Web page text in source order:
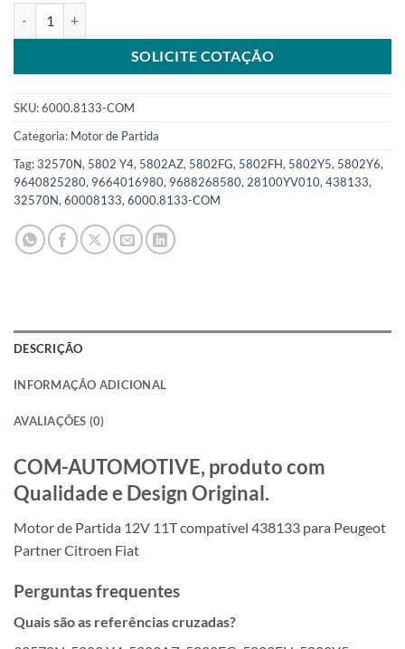
SOLICITE COTAÇÃO
SKU:6000.8133-COM
Categoria: Motor de Partida
Tag:32570N, 5802 Y4, 5802AZ, 5802FG, 5802FH, 5802Y5, 5802Y6,
9640825280, 9664016980, 9688268580, 28100YV010, 438133,
32570N, 60008133, 6000.8133-COM
DESCRIÇÃO
INFORMAÇÃO ADICIONAL
AVALIAÇÕES (0)
COM-AUTOMOTIVE, produto com
Qualidade e Design Original.
Motor de Partida 12V 11T compatível 438133 para Peugeot
Partner Citroen Fiat
Perguntas frequentes
Quais são as referências cruzadas?